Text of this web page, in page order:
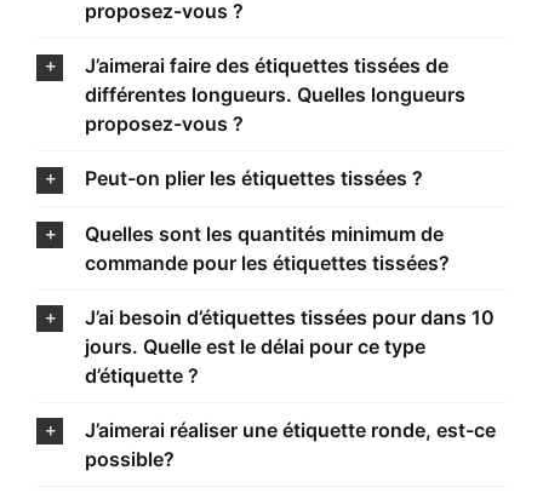
proposez-vous ?
J’aimerai faire des étiquettes tissées de
différentes longueurs. Quelles longueurs
proposez-vous ?
Peut-on plier les étiquettes tissées ?
Quelles sont les quantités minimum de
commande pour les étiquettes tissées?
J’ai besoin d’étiquettes tissées pour dans 10
jours. Quelle est le délai pour ce type
d’étiquette ?
J’aimerai réaliser une étiquette ronde, est-ce
possible?